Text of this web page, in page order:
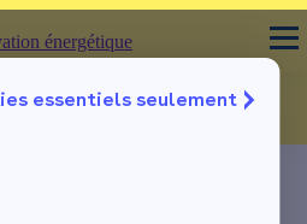
essentiels seulement
énergétique
énergétique